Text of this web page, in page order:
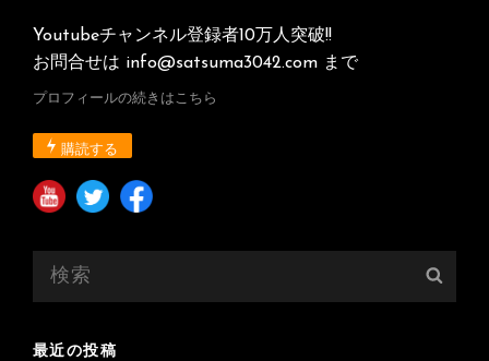
Youtubeチャンネル登録者10万人突破!!
お問合せは info@satsuma3042.com まで
プロフィールの続きはこちら
購読する
最近の投稿